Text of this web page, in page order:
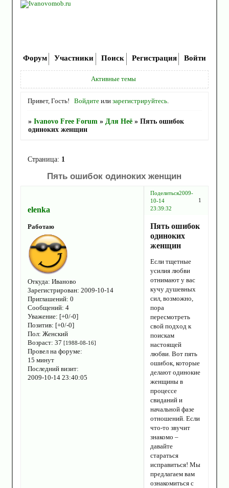
Форум Участники Поиск Регистрация Войти
Активные темы
Привет, Гость! Войдите илизарегистрируйтесь
»Ivanovo Free Forum »Для Неё »Пять ошибок
одиноких женщин
Пять ошибок одиноких женщин
Страница: 1
Поделиться
1
2009-
10-14
23:39:32
elenka
Работаю
Откуда: Иваново
Зарегистрирован: 2009-10-14
Приглашений: 0
Сообщений: 4
Уважение: [+0/-0]
Позитив: [+0/-0]
Пол: Женский
Возраст: 37 [1988-08-16]
Провел на форуме:
15 минут
Последний визит:
2009-10-14 23:40:05
Пять ошибок
одиноких
женщин
Если тщетные
усилия любви
отнимают у вас
кучу душевных
сил, возможно,
пора
пересмотреть
свой подход к
поискам
настоящей
любви. Вот пять
ошибок, которые
делают одинокие
женщины в
процессе
свиданий и
начальной фазе
отношений. Если
что-то звучит
знакомо –
давайте
стараться
исправиться! Мы
предлагаем вам
ознакомиться с